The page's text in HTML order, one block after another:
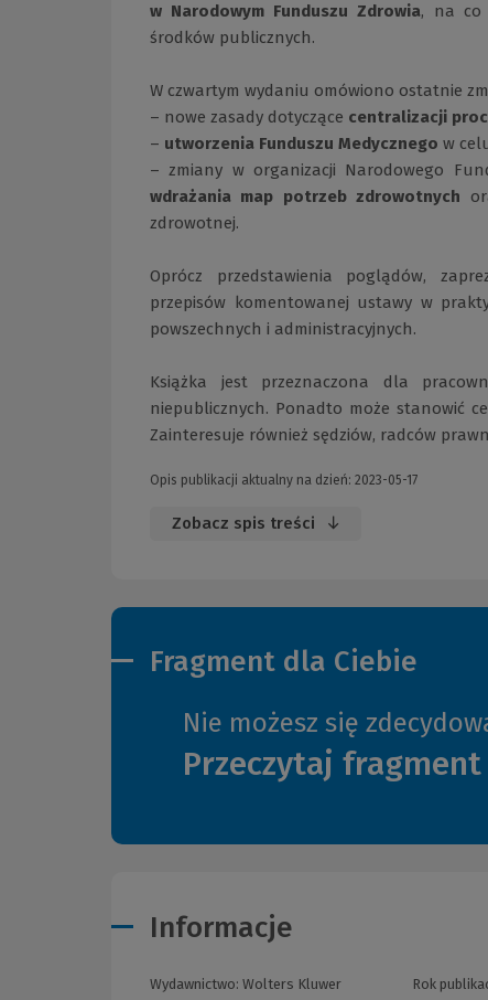
w Narodowym Funduszu Zdrowia, na co
środków publicznych.
W czwartym wydaniu omówiono ostatnie
– nowe zasady dotyczące centralizacji
– utworzenia Funduszu Medycznego w
– zmiany w organizacji Narodowego
wdrażania map potrzeb zdrowotnych
zdrowotnej.
Oprócz przedstawienia poglądów,
przepisów komentowanej ustawy w
powszechnych i administracyjnych.
Książka jest przeznaczona dla
niepublicznych. Ponadto może stanowić
Zainteresuje również sędziów, radców
Opis publikacji aktualny na dzień: 2023-05-17
Zobacz spis treści
Fragment dla Ciebie
Nie możesz się
Przeczytaj
Informacje
Wydawnictwo: Wolters Kluwer
Rok